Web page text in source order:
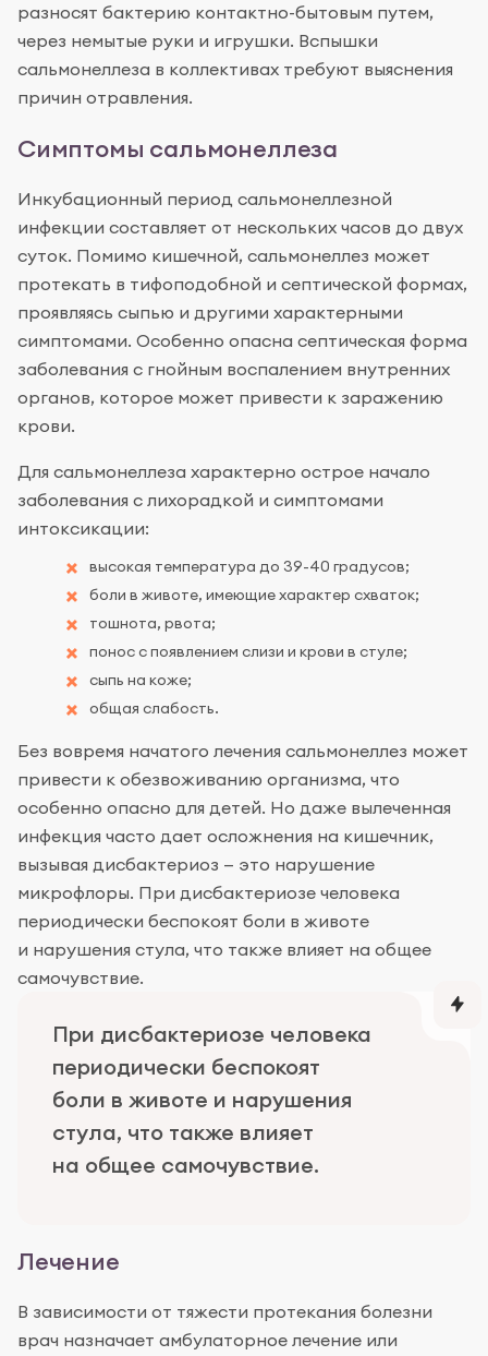
разносят бактерию контактно-бытовым путем,
через немытые руки и игрушки. Вспышки
сальмонеллеза в коллективах требуют выяснения
причин отравления.
Симптомы сальмонеллеза
Инкубационный период сальмонеллезной
инфекции составляет от нескольких часов до двух
суток. Помимо кишечной, сальмонеллез может
протекать в тифоподобной и септической формах,
проявляясь сыпью и другими характерными
симптомами. Особенно опасна септическая форма
заболевания с гнойным воспалением внутренних
органов, которое может привести к заражению
крови.
Для сальмонеллеза характерно острое начало
заболевания с лихорадкой и симптомами
интоксикации:
высокая температура до 39-40 градусов;
боли в животе, имеющие характер схваток;
тошнота, рвота;
понос с появлением слизи и крови в стуле;
сыпь на коже;
общая слабость.
Без вовремя начатого лечения сальмонеллез может
привести к обезвоживанию организма, что
особенно опасно для детей. Но даже вылеченная
инфекция часто дает осложнения на кишечник,
вызывая дисбактериоз — это нарушение
микрофлоры. При дисбактериозе человека
периодически беспокоят боли в животе
и нарушения стула, что также влияет на общее
самочувствие.
При дисбактериозе человека
периодически беспокоят
боли в животе и нарушения
стула, что также влияет
на общее самочувствие.
Лечение
В зависимости от тяжести протекания болезни
врач назначает амбулаторное лечение или